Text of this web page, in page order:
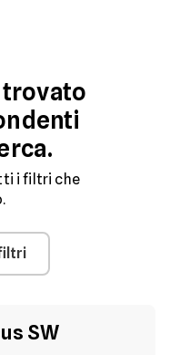
trovato
i filtri che
SW